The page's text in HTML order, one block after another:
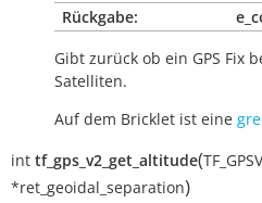
Rückgabe:
Gibt zurück ob ein GPS Fix
Satelliten.
Auf dem Bricklet ist eine
int tf_gps_v2_get_altitude(
*ret_geoidal_separation)